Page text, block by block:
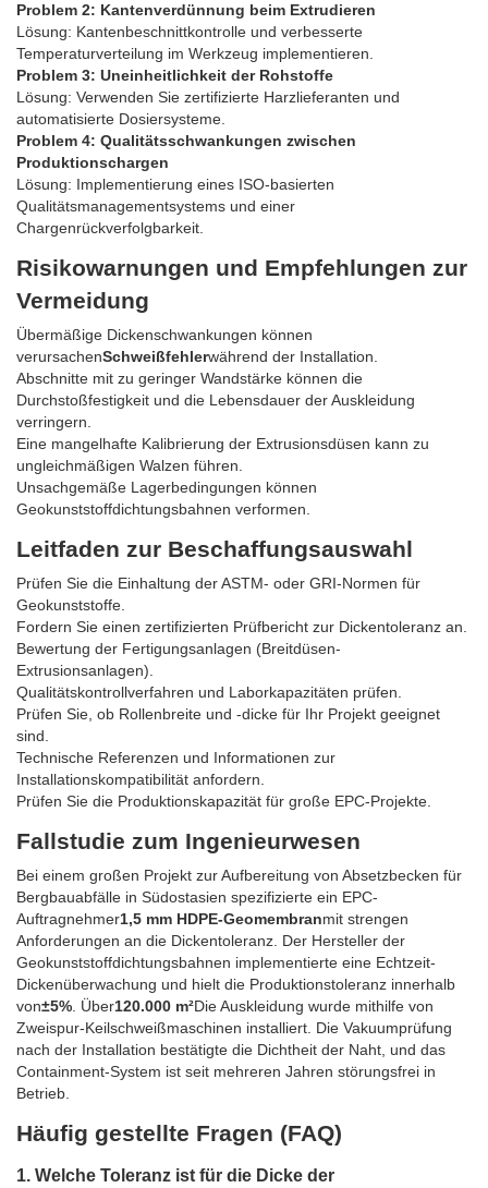
Problem 2: Kantenverdünnung beim Extrudieren
Lösung: Kantenbeschnittkontrolle und verbesserte
Temperaturverteilung im Werkzeug implementieren.
Problem 3: Uneinheitlichkeit der Rohstoffe
Lösung: Verwenden Sie zertifizierte Harzlieferanten und
automatisierte Dosiersysteme.
Problem 4: Qualitätsschwankungen zwischen
Produktionschargen
Lösung: Implementierung eines ISO-basierten
Qualitätsmanagementsystems und einer
Chargenrückverfolgbarkeit.
Risikowarnungen und Empfehlungen zur
Vermeidung
Übermäßige Dickenschwankungen können
verursachenSchweißfehlerwährend der Installation.
Abschnitte mit zu geringer Wandstärke können die
Durchstoßfestigkeit und die Lebensdauer der Auskleidung
verringern.
Eine mangelhafte Kalibrierung der Extrusionsdüsen kann zu
ungleichmäßigen Walzen führen.
Unsachgemäße Lagerbedingungen können
Geokunststoffdichtungsbahnen verformen.
Leitfaden zur Beschaffungsauswahl
Prüfen Sie die Einhaltung der ASTM- oder GRI-Normen für
Geokunststoffe.
Fordern Sie einen zertifizierten Prüfbericht zur Dickentoleranz an.
Bewertung der Fertigungsanlagen (Breitdüsen-
Extrusionsanlagen).
Qualitätskontrollverfahren und Laborkapazitäten prüfen.
Prüfen Sie, ob Rollenbreite und -dicke für Ihr Projekt geeignet
sind.
Technische Referenzen und Informationen zur
Installationskompatibilität anfordern.
Prüfen Sie die Produktionskapazität für große EPC-Projekte.
Fallstudie zum Ingenieurwesen
Bei einem großen Projekt zur Aufbereitung von Absetzbecken für
Bergbauabfälle in Südostasien spezifizierte ein EPC-
Auftragnehmer1,5 mm HDPE-Geomembranmit strengen
Anforderungen an die Dickentoleranz. Der Hersteller der
Geokunststoffdichtungsbahnen implementierte eine Echtzeit-
Dickenüberwachung und hielt die Produktionstoleranz innerhalb
von±5% . Über120.000 m²Die Auskleidung wurde mithilfe von
Zweispur-Keilschweißmaschinen installiert. Die Vakuumprüfung
nach der Installation bestätigte die Dichtheit der Naht, und das
Containment-System ist seit mehreren Jahren störungsfrei in
Betrieb.
Häufig gestellte Fragen (FAQ)
1. Welche Toleranz ist für die Dicke der